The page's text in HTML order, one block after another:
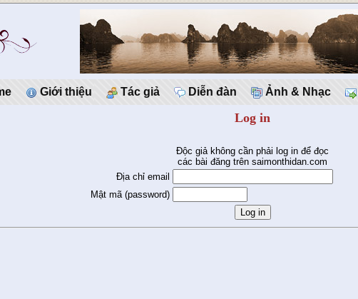
Giới thiệu Tác giả Diễn đàn Ảnh & Nhạc
Log in
Độc giả không cần phải log in để đọc
các bài đăng trên saimonthidan.com
Địa chỉ email
Mật mã (password)